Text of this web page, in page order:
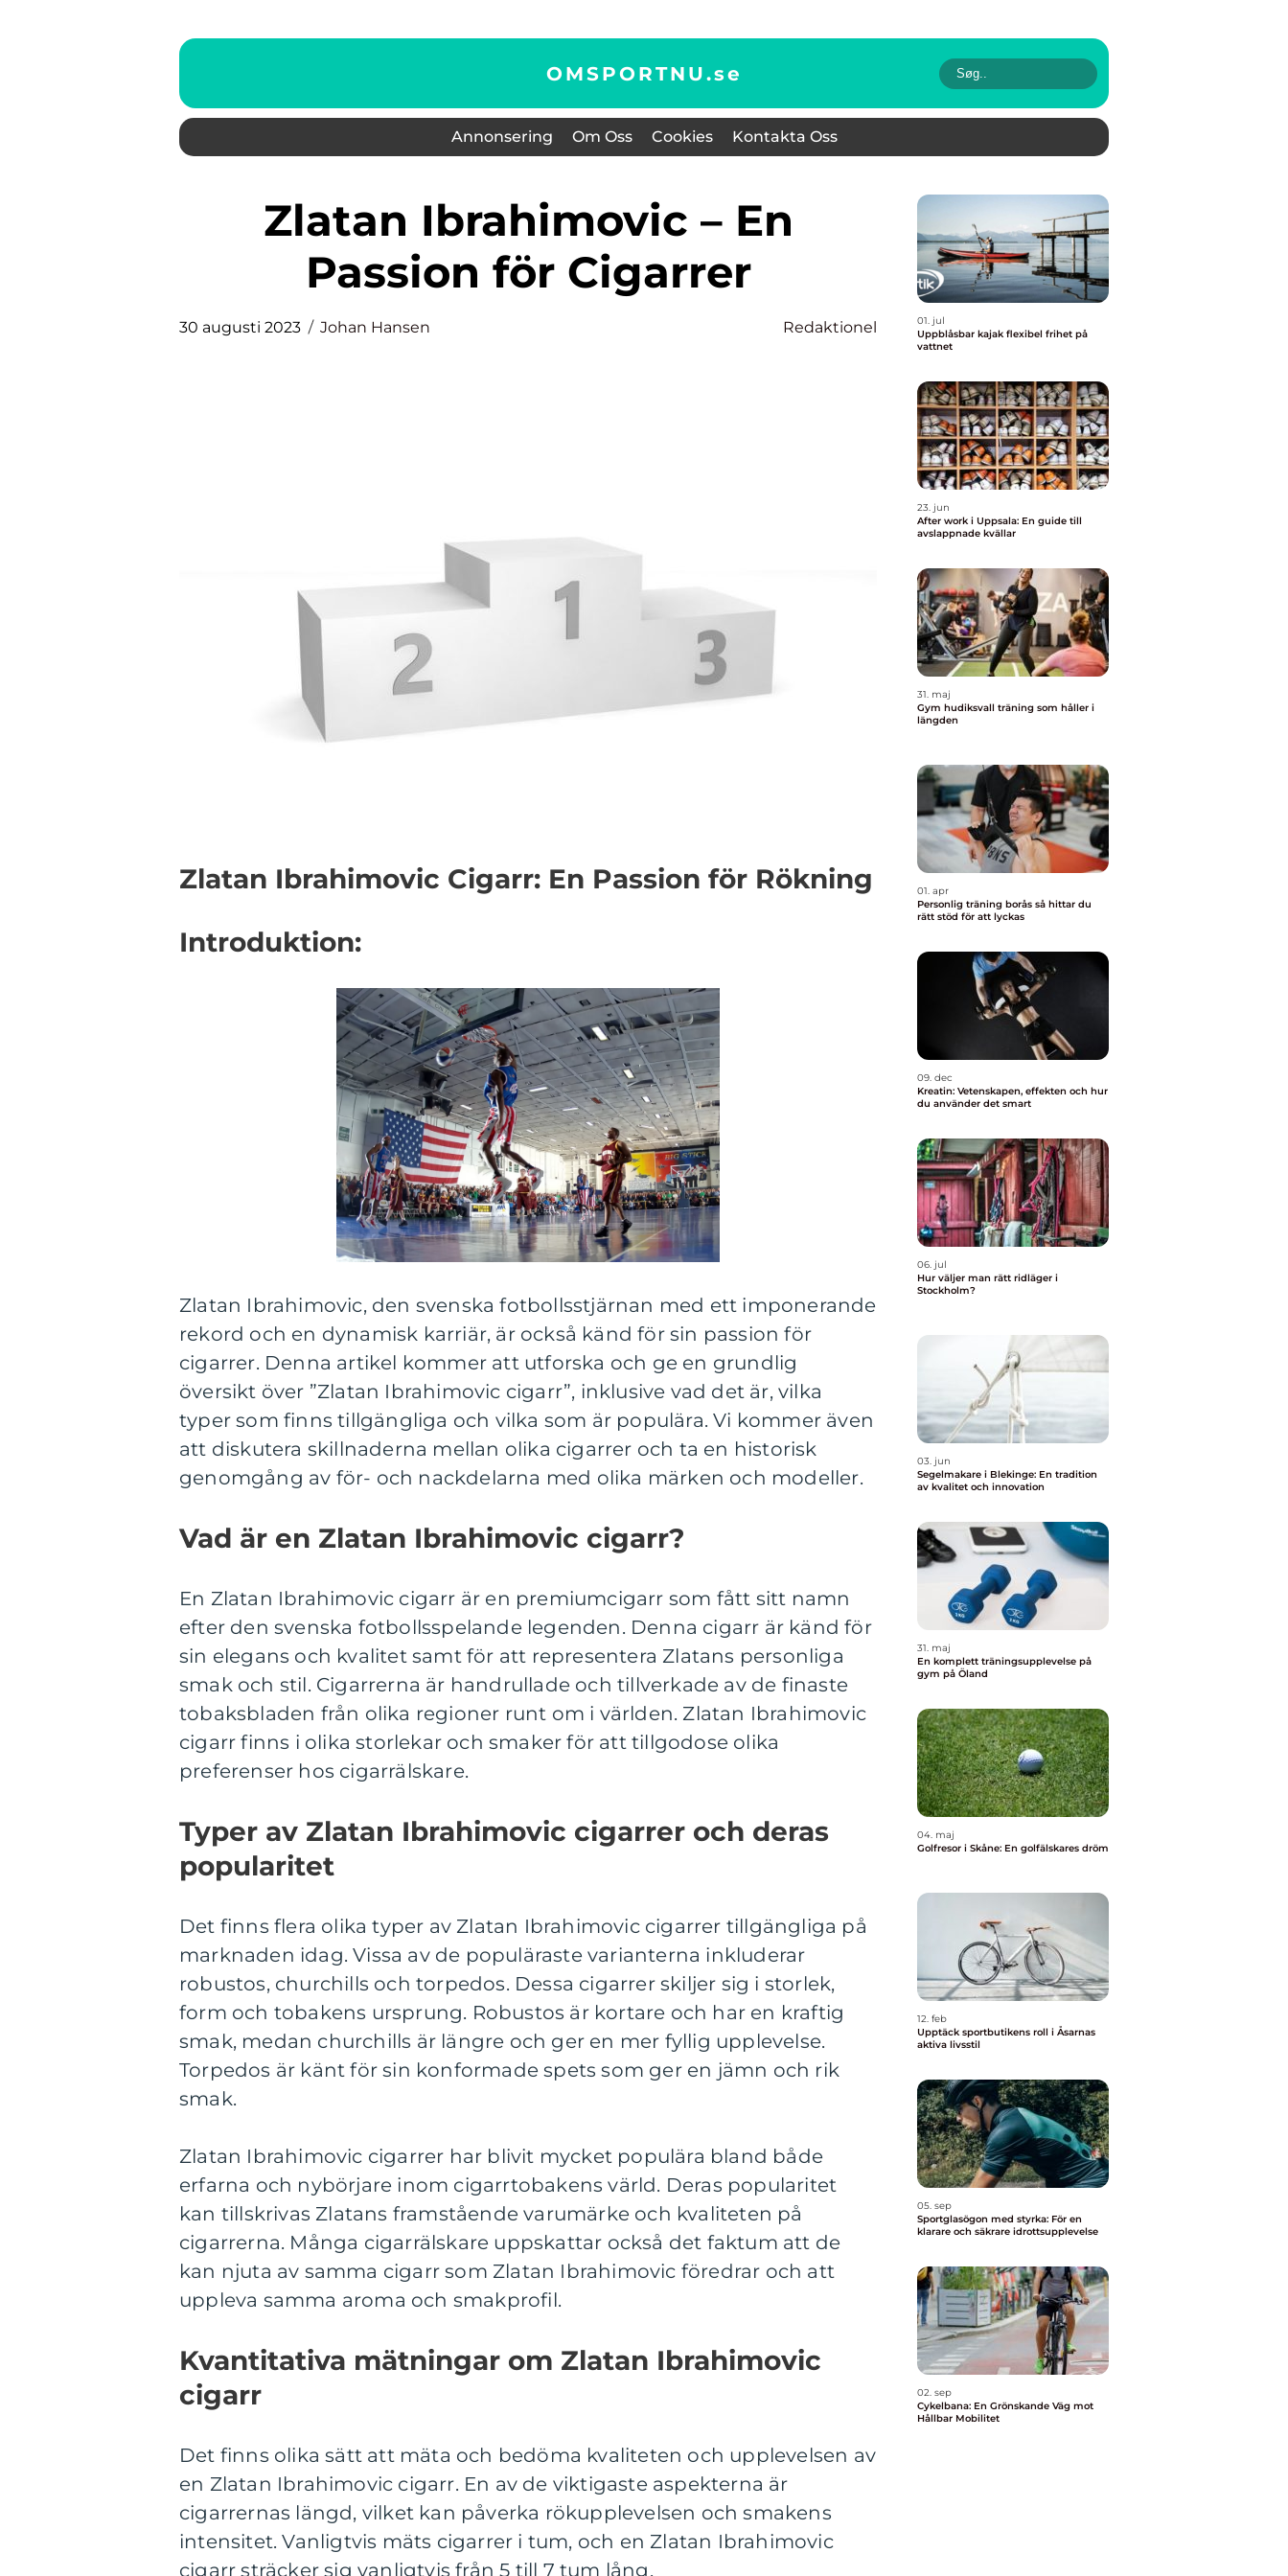
OMSPORTNU.se
Annonsering Om Oss Cookies Kontakta Oss
Zlatan Ibrahimovic – En
Passion för Cigarrer
30 augusti 2023 Johan Hansen Redaktionel
Zlatan Ibrahimovic Cigarr: En Passion för Rökning
Introduktion:
Zlatan Ibrahimovic, den svenska fotbollsstjärnan med ett imponerande
rekord och en dynamisk karriär, är också känd för sin passion för
cigarrer. Denna artikel kommer att utforska och ge en grundlig
översikt över ”Zlatan Ibrahimovic cigarr”, inklusive vad det är, vilka
typer som finns tillgängliga och vilka som är populära. Vi kommer även
att diskutera skillnaderna mellan olika cigarrer och ta en historisk
genomgång av för- och nackdelarna med olika märken och modeller.
Vad är en Zlatan Ibrahimovic cigarr?
En Zlatan Ibrahimovic cigarr är en premiumcigarr som fått sitt namn
efter den svenska fotbollsspelande legenden. Denna cigarr är känd för
sin elegans och kvalitet samt för att representera Zlatans personliga
smak och stil. Cigarrerna är handrullade och tillverkade av de finaste
tobaksbladen från olika regioner runt om i världen. Zlatan Ibrahimovic
cigarr finns i olika storlekar och smaker för att tillgodose olika
preferenser hos cigarrälskare.
Typer av Zlatan Ibrahimovic cigarrer och deras
popularitet
Det finns flera olika typer av Zlatan Ibrahimovic cigarrer tillgängliga på
marknaden idag. Vissa av de populäraste varianterna inkluderar
robustos, churchills och torpedos. Dessa cigarrer skiljer sig i storlek,
form och tobakens ursprung. Robustos är kortare och har en kraftig
smak, medan churchills är längre och ger en mer fyllig upplevelse.
Torpedos är känt för sin konformade spets som ger en jämn och rik
smak.
Zlatan Ibrahimovic cigarrer har blivit mycket populära bland både
erfarna och nybörjare inom cigarrtobakens värld. Deras popularitet
kan tillskrivas Zlatans framstående varumärke och kvaliteten på
cigarrerna. Många cigarrälskare uppskattar också det faktum att de
kan njuta av samma cigarr som Zlatan Ibrahimovic föredrar och att
uppleva samma aroma och smakprofil.
Kvantitativa mätningar om Zlatan Ibrahimovic
cigarr
Det finns olika sätt att mäta och bedöma kvaliteten och upplevelsen av
en Zlatan Ibrahimovic cigarr. En av de viktigaste aspekterna är
cigarrernas längd, vilket kan påverka rökupplevelsen och smakens
intensitet. Vanligtvis mäts cigarrer i tum, och en Zlatan Ibrahimovic
cigarr sträcker sig vanligtvis från 5 till 7 tum lång.
01. jul
Uppblåsbar kajak flexibel frihet på
vattnet
23. jun
After work i Uppsala: En guide till
avslappnade kvällar
31. maj
Gym hudiksvall träning som håller i
längden
01. apr
Personlig träning borås så hittar du
rätt stöd för att lyckas
09. dec
Kreatin: Vetenskapen, effekten och hur
du använder det smart
06. jul
Hur väljer man rätt ridläger i
Stockholm?
03. jun
Segelmakare i Blekinge: En tradition
av kvalitet och innovation
31. maj
En komplett träningsupplevelse på
gym på Öland
04. maj
Golfresor i Skåne: En golfälskares dröm
12. feb
Upptäck sportbutikens roll i Åsarnas
aktiva livsstil
05. sep
Sportglasögon med styrka: För en
klarare och säkrare idrottsupplevelse
02. sep
Cykelbana: En Grönskande Väg mot
Hållbar Mobilitet